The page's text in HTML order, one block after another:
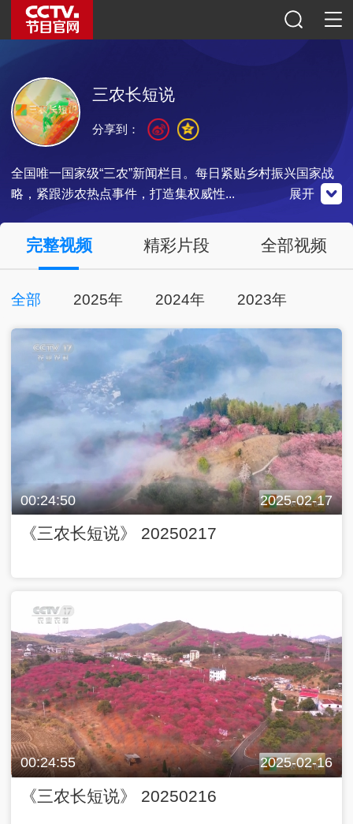
三农长短说
全国唯一国家级“三农”新闻栏目。每日紧贴乡村振兴国家战
略，紧跟涉农热点事件，打造集权威性...
央视频
扫一扫下载
展开
分享到：
完整视频 精彩片段 全部视频
全部 2025年 2024年 2023年
00:24:50 2025-02-17
《三农长短说》 20250217
00:24:55 2025-02-16
《三农长短说》 20250216